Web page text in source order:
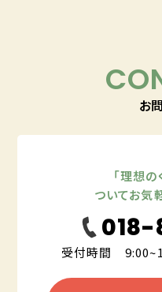
お
「理想の
ついてお気
受付時間